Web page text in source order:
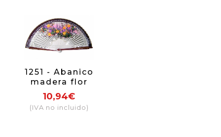
1251 - Abanico
madera flor
bicolor 2 caras
10,94€
(IVA no incluido)